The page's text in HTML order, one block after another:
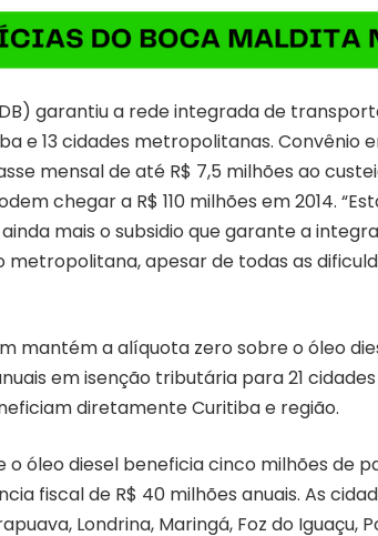
garantiu a rede integrada de
e 13 cidades metropolitanas. Convênio
mensal de até R$ 7,5 milhões ao
chegar a R$ 110 milhões em 2014.
mais o subsidio que garante a
apesar de todas as
mantém a alíquota zero sobre o óleo
em isenção tributária para 21
diretamente Curitiba e região.
o óleo diesel beneficia cinco milhões de
fiscal de R$ 40 milhões anuais. As
Londrina, Maringá, Foz do Iguaçu,